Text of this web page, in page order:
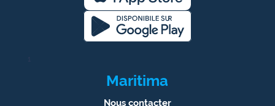
1
Maritima
Nous contacter